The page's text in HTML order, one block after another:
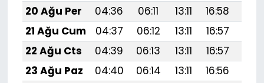
20 Ağu Per
04:36 06:11 13:11 16:58
21 Ağu Cum
04:37 06:12 13:11 16:57
22 Ağu Cts
04:39 06:13 13:11 16:57
23 Ağu Paz
04:40 06:14 13:11 16:56